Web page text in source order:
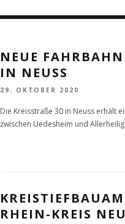
NEUE
IN NEUSS
29. OKTOBER 2020
Die Kreisstraße 30 in Neuss erhält
zwischen Uedesheim und
RHEIN-KREIS